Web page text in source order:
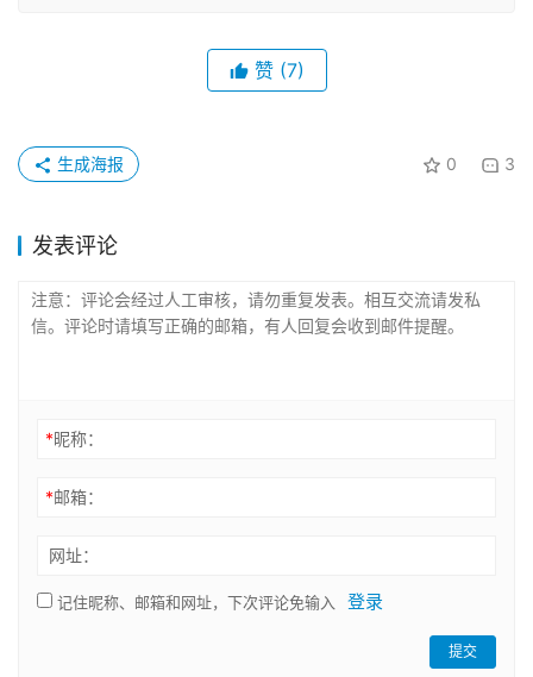
赞 (7)
0 3
生成海报
发表评论
*昵称：
*邮箱：
网址：
记住昵称、邮箱和网址，下次评论免输入 登录
提交